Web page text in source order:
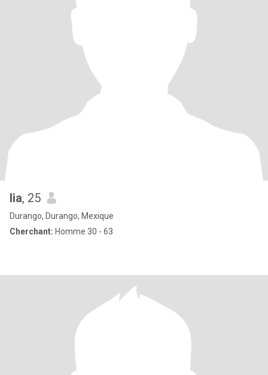
lia, 25
Durango, Durango, Mexique
Cherchant: Homme 30 - 63